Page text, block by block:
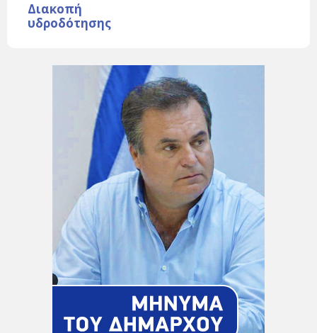
Διακοπή
υδροδότησης